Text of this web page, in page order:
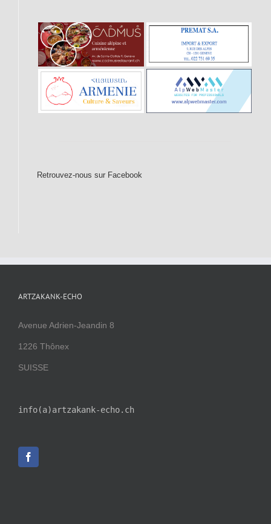
Retrouvez-nous sur Facebook
ARTZAKANK-ECHO
Avenue Adrien-Jeandin 8
1226 Thônex
SUISSE
info(a)artzakank-echo.ch